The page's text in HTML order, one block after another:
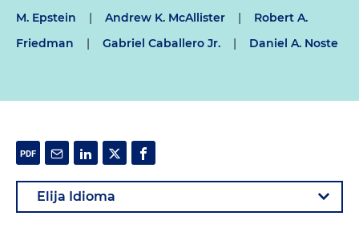
M. Epstein
| Andrew K. McAllister |
Robert A.
Friedman
| Gabriel Caballero Jr. | Daniel A. Noste